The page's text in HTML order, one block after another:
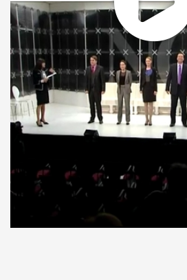
Az eredményhirdetés 2013. június
születésének 100. évfordulóján, a
sárkány (Octopus) című drámájának
lesz. A díjnyertes művet a teátrum
színre viszi, az Életünk című, Vas
megjelenteti. A bírálóbiztosság 3
nyertes pályázónak.
MEGOSZTÁS